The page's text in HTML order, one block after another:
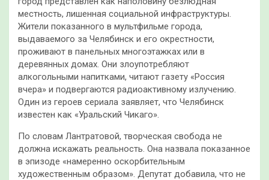
местность, лишенная социальной инфраструктуры.
Жители показанного в мультфильме города,
выдаваемого за Челябинск и его окрестности,
проживают в панельных многоэтажках или в
деревянных домах. Они злоупотребляют
алкогольными напитками, читают газету «Россия
вчера» и подвергаются радиоактивному излучению.
Один из героев сериала заявляет, что Челябинск
известен как «Уральский Чикаго».
По словам Лантратовой, творческая свобода не
должна искажать реальность. Она назвала показанное
в эпизоде «намеренно оскорбительным
художественным образом». Депутат добавила, что не